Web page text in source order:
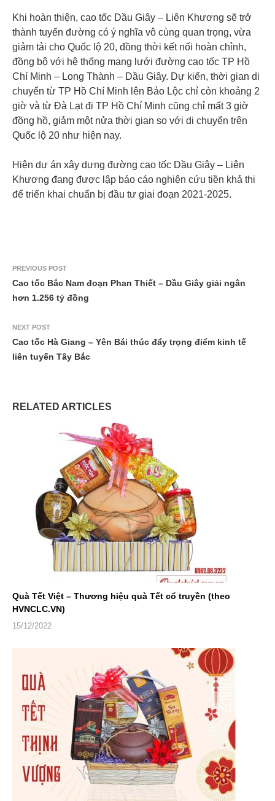
Khi hoàn thiện, cao tốc Dầu Giây – Liên Khương sẽ trở
thành tuyến đường có ý nghĩa vô cùng quan trọng, vừa
giảm tải cho Quốc lộ 20, đồng thời kết nối hoàn chỉnh,
đồng bộ với hệ thống mạng lưới đường cao tốc TP Hồ
Chí Minh – Long Thành – Dầu Giây. Dự kiến, thời gian di
chuyển từ TP Hồ Chí Minh lên Bảo Lộc chỉ còn khoảng 2
giờ và từ Đà Lạt đi TP Hồ Chí Minh cũng chỉ mất 3 giờ
đồng hồ, giảm một nửa thời gian so với di chuyển trên
Quốc lộ 20 như hiện nay.
Hiện dự án xây dựng đường cao tốc Dầu Giây – Liên
Khương đang được lập báo cáo nghiên cứu tiền khả thi
để triển khai chuẩn bị đầu tư giai đoạn 2021-2025.
PREVIOUS POST
Cao tốc Bắc Nam đoạn Phan Thiết – Dầu Giây giải ngân
hơn 1.256 tỷ đồng
NEXT POST
Cao tốc Hà Giang – Yên Bái thúc đẩy trọng điểm kinh tế
liên tuyến Tây Bắc
RELATED ARTICLES
Quà Tết Việt – Thương hiệu quà Tết cổ truyền (theo
HVNCLC.VN)
15/12/2022